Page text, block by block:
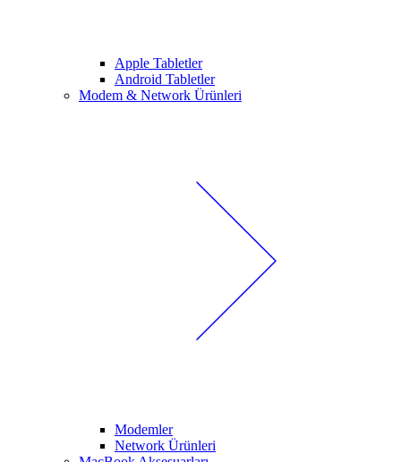
Apple Tabletler
Android Tabletler
Modem & Network Ürünleri
Modemler
Network Ürünleri